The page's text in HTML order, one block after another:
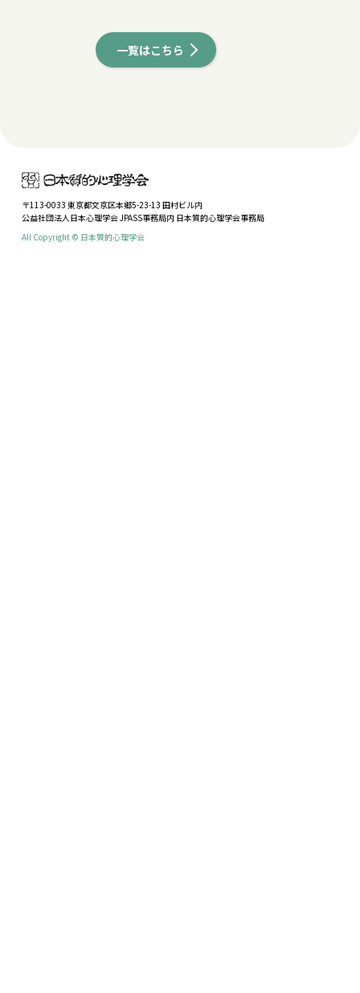
一覧はこちら
〒113-0033 東京都文京区本郷5-23-13 田村ビル内
公益社団法人日本心理学会 JPASS事務局内 日本質的心理学会事務局
All Copyright © 日本質的心理学会